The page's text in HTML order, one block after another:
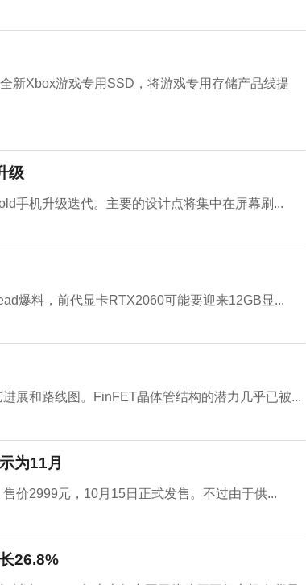
新Xbox游戏专用SSD，将游戏专用存储产品线提
级
手机升级迭代。主要的设计点将集中在屏幕刷...
爆料，前代显卡RTX2060可能要迎来12GB显...
展和路线图。FinFET晶体管结构的潜力几乎已被...
为11月
价2999元，10月15日正式发售。不过由于供...
26.8%